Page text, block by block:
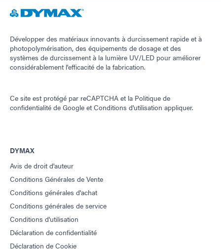
Développer des matériaux innovants à durcissement rapide et à
photopolymérisation, des équipements de dosage et des
systèmes de durcissement à la lumière UV/LED pour améliorer
considérablement l'efficacité de la fabrication.
Ce site est protégé par reCAPTCHA et la Politique de
confidentialité de Google etConditions d'utilisation appliquer.
DYMAX
Avis de droit d'auteur
Conditions Générales de Vente
Conditions générales d'achat
Conditions générales de service
Conditions d'utilisation
Déclaration de confidentialité
Déclaration de Cookie